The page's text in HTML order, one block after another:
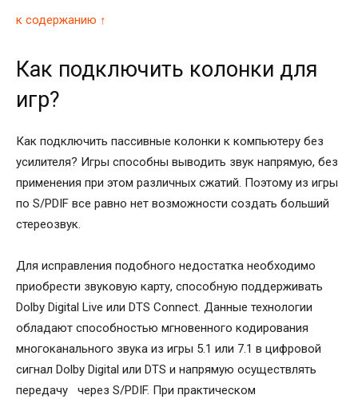
к содержанию ↑
Как подключить колонки для
игр?
Как подключить пассивные колонки к компьютеру без
усилителя? Игры способны выводить звук напрямую, без
применения при этом различных сжатий. Поэтому из игры
по S/PDIF все равно нет возможности создать больший
стереозвук.
Для исправления подобного недостатка необходимо
приобрести звуковую карту, способную поддерживать
Dolby Digital Live или DTS Connect. Данные технологии
обладают способностью мгновенного кодирования
многоканального звука из игры 5.1 или 7.1 в цифровой
сигнал Dolby Digital или DTS и напрямую осуществлять
передачу через S/PDIF. При практическом